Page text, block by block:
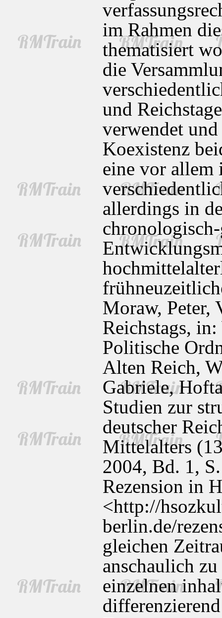
im Rahmen
thematisiert
die
und
verwendet
Koexistenz
eine vor allem
allerdings in
Moraw, Peter,
Reichstags,
Politische
Alten Reich,
Gabriele,
Studien zur
deutscher
Mittelalters
2004, Bd. 1,
Rezension in
<http://
berlin.de/
gleichen
anschaulich
einzelnen